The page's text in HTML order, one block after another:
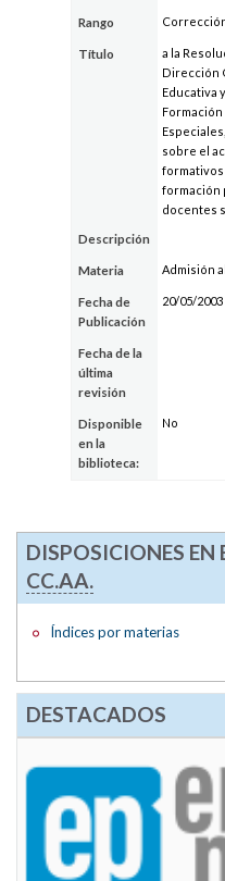
Rango
Título
a la
Dirección
Educativa
sobre el
formativos
formación
docentes
Descripción
Materia Admisión
Fecha de
Publicación
20/05/2003
Fecha de la
última
revisión
Disponible
en la
biblioteca:
No
DISPOSICIONES EN
CC.AA.
Índices por materias
DESTACADOS